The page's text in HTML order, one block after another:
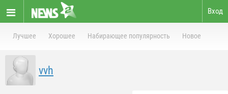
Вход
Лучшее Хорошее Набирающее популярность Новое
vvh